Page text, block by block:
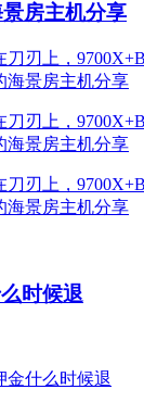
房主机分享
时候退